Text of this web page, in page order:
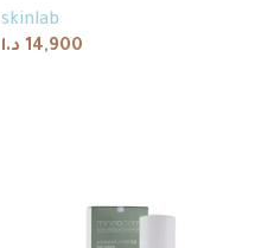
skinlab
14,900 د.ا